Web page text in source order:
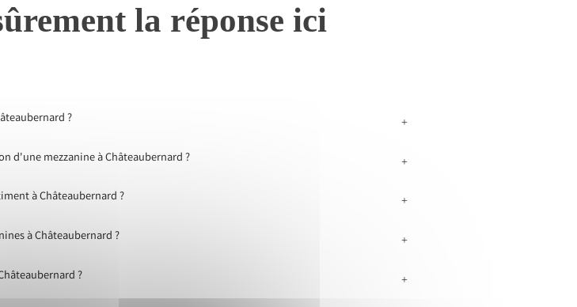
la réponse ici
? +
d'une mezzanine à Châteaubernard ? +
à Châteaubernard ? +
à Châteaubernard ? +
? +